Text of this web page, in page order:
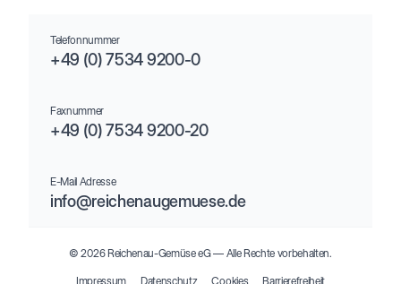
Telefonnummer
+49 (0) 7534 9200-0
Faxnummer
+49 (0) 7534 9200-20
E-Mail Adresse
info@reichenaugemuese.de
© 2026 Reichenau-Gemüse eG –– Alle Rechte vorbehalten.
Impressum Datenschutz Cookies Barrierefreiheit